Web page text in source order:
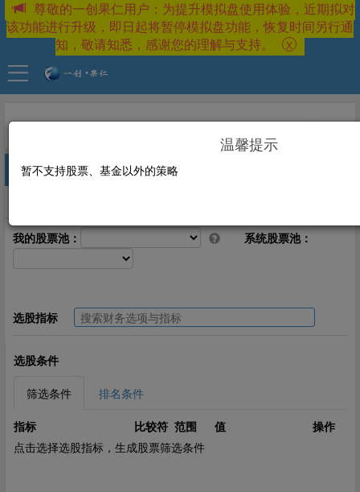
尊敬的一创果仁用户：为提升模拟盘使用体验，近期拟对
该功能进行升级，即日起将暂停模拟盘功能，恢复时间另行通
知，敬请知悉，感谢您的理解与支持。
X
新建
择股设置 交易模型
我的股票池： 系统股票池：
选股指标
选股条件
筛选条件 排名条件
指标 比较符 范围 值
操作
点击选择选股指标，生成股票筛选条件
温馨提示
暂不支持股票、基金以外的策略